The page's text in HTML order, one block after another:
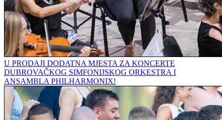
U PRODAJI DODATNA MJESTA ZA KONCERTE
DUBROVAČKOG SIMFONIJSKOG ORKESTRA I
ANSAMBLA PHILHARMONIX!